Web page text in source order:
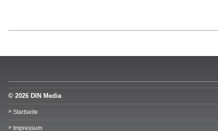
© 2026 DIN Media
Startseite
Impressum